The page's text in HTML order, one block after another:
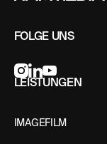
FOLGE UNS
LEISTUNGEN
IMAGEFILM